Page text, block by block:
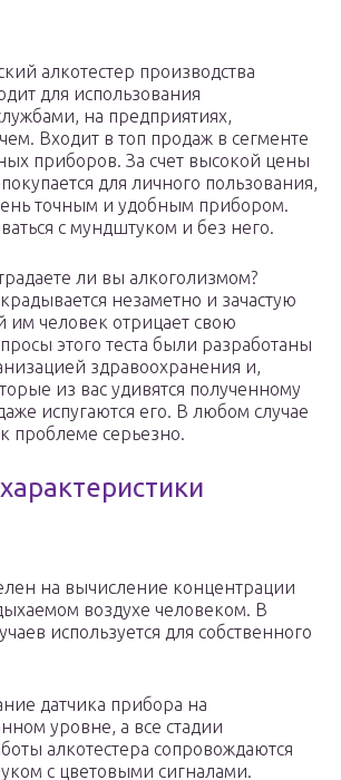
алкотестер производства
для использования
на предприятиях,
Входит в топ продаж в сегменте
приборов. За счет высокой цены
для личного пользования,
точным и удобным прибором.
с мундштуком и без него.
ли вы алкоголизмом?
незаметно и зачастую
им человек отрицает свою
этого теста были разработаны
здравоохранения и,
из вас удивятся полученному
испугаются его. В любом случае
к проблеме серьезно.
на вычисление концентрации
воздухе человеком. В
используется для собственного
датчика прибора на
уровне, а все стадии
алкотестера сопровождаются
с цветовыми сигналами.